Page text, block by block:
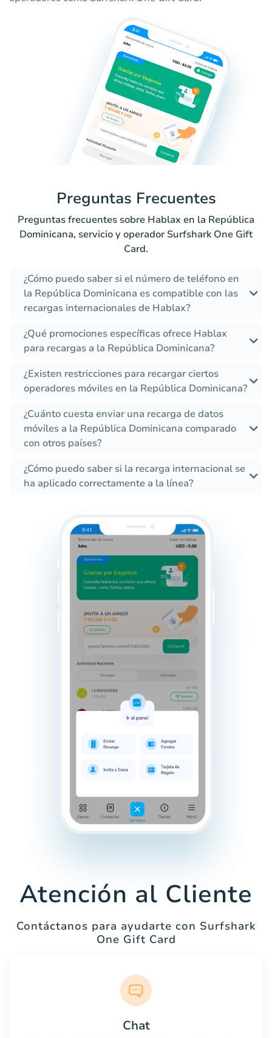
Preguntas Frecuentes
Preguntas frecuentes sobre Hablax en la República
Dominicana, servicio y operador Surfshark One Gift
Card.
¿Cómo puedo saber si el número de teléfono en
la República Dominicana es compatible con las
recargas internacionales de Hablax?
¿Qué promociones específicas ofrece Hablax
para recargas a la República Dominicana?
¿Existen restricciones para recargar ciertos
operadores móviles en la República Dominicana?
¿Cuánto cuesta enviar una recarga de datos
móviles a la República Dominicana comparado
con otros países?
¿Cómo puedo saber si la recarga internacional se
ha aplicado correctamente a la línea?
Atención al Cliente
Contáctanos para ayudarte con Surfshark
One Gift Card
Chat